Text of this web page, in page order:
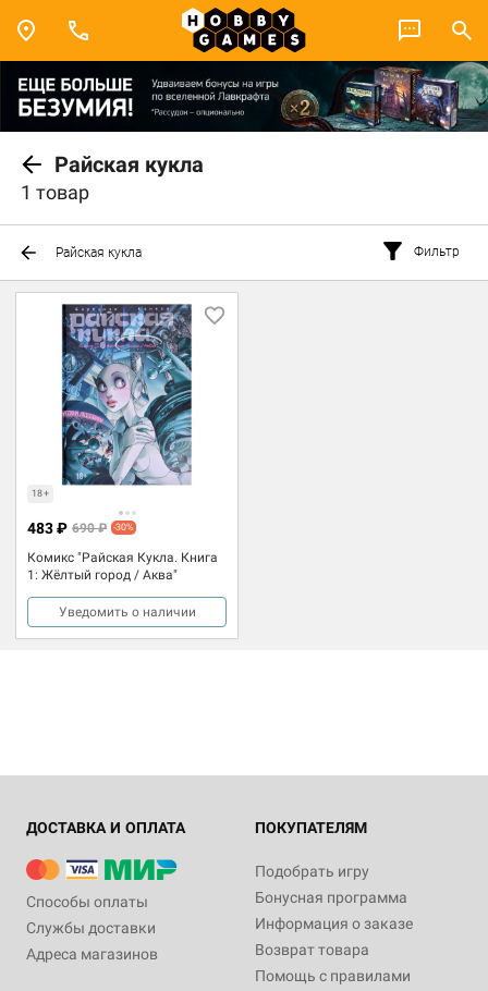
Райская кукла
1 товар
Райская кукла Фильтр
18+
Комикс "Райская Кукла. Книга
1: Жёлтый город / Аква"
483 ₽ 690 ₽ -30%
Уведомить о наличии
ДОСТАВКА И ОПЛАТА
Способы оплаты
Службы доставки
Адреса магазинов
ПОКУПАТЕЛЯМ
Подобрать игру
Бонусная программа
Информация о заказе
Возврат товара
Помощь с правилами